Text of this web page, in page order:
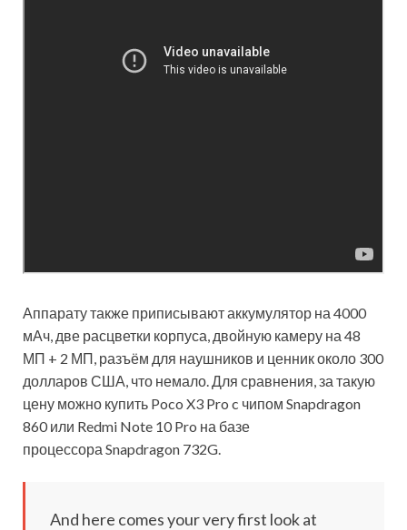
Аппарату также приписывают аккумулятор на 4000
мАч, две расцветки корпуса, двойную камеру на 48
МП + 2 МП, разъём для наушников и ценник около 300
долларов США, что немало. Для сравнения, за такую
цену можно купить Poco X3 Pro c чипом Snapdragon
860 или Redmi Note 10 Pro на базе
процессора Snapdragon 732G.
And here comes your very first look at